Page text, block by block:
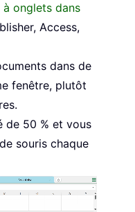
onglets dans
Access,
dans de
fenêtre, plutôt
de 50 % et vous
souris chaque